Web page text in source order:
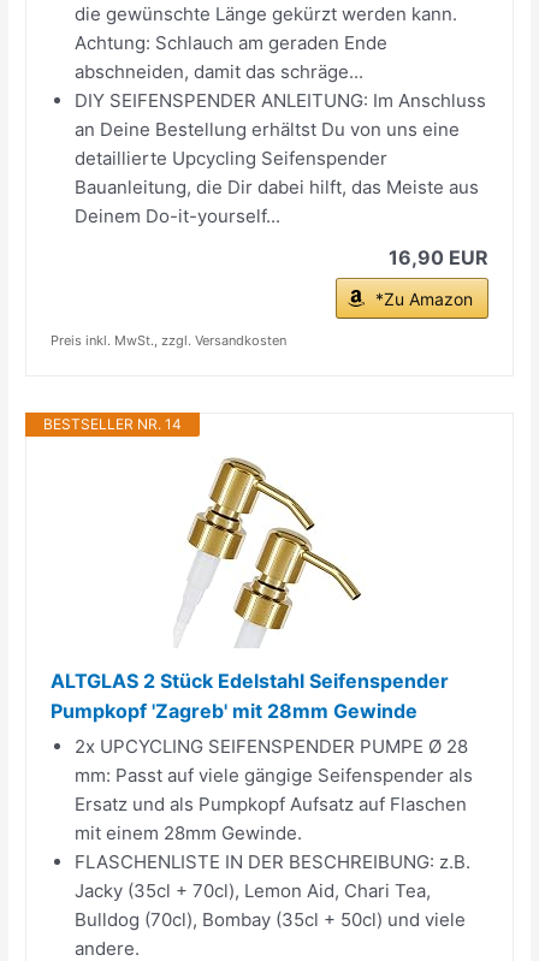
die gewünschte Länge gekürzt werden kann.
Achtung: Schlauch am geraden Ende
abschneiden, damit das schräge...
DIY SEIFENSPENDER ANLEITUNG: Im Anschluss
an Deine Bestellung erhältst Du von uns eine
detaillierte Upcycling Seifenspender
Bauanleitung, die Dir dabei hilft, das Meiste aus
Deinem Do-it-yourself...
16,90 EUR
*Zu Amazon
Preis inkl. MwSt., zzgl. Versandkosten
BESTSELLER NR. 14
ALTGLAS 2 Stück Edelstahl Seifenspender
Pumpkopf 'Zagreb' mit 28mm Gewinde
2x UPCYCLING SEIFENSPENDER PUMPE Ø 28
mm: Passt auf viele gängige Seifenspender als
Ersatz und als Pumpkopf Aufsatz auf Flaschen
mit einem 28mm Gewinde.
FLASCHENLISTE IN DER BESCHREIBUNG: z.B.
Jacky (35cl + 70cl), Lemon Aid, Chari Tea,
Bulldog (70cl), Bombay (35cl + 50cl) und viele
andere.